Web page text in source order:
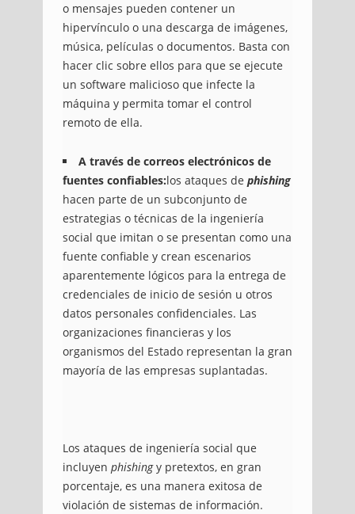
o mensajes pueden contener un
hipervínculo o una descarga de imágenes,
música, películas o documentos. Basta con
hacer clic sobre ellos para que se ejecute
un software malicioso que infecte la
máquina y permita tomar el control
remoto de ella.
A través de correos electrónicos de
fuentes confiables:los ataques de phishing
hacen parte de un subconjunto de
estrategias o técnicas de la ingeniería
social que imitan o se presentan como una
fuente confiable y crean escenarios
aparentemente lógicos para la entrega de
credenciales de inicio de sesión u otros
datos personales confidenciales. Las
organizaciones financieras y los
organismos del Estado representan la gran
mayoría de las empresas suplantadas.
Los ataques de ingeniería social que
incluyen phishingy pretextos, en gran
porcentaje, es una manera exitosa de
violación de sistemas de información.